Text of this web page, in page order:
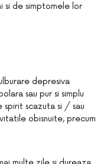
si de simptomele lor
depresiva
sau pur si simplu
spirit scazuta si / sau
obisnuite, precum